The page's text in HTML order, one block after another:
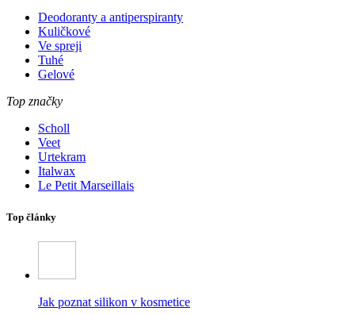
Deodoranty a antiperspiranty
Kuličkové
Ve spreji
Tuhé
Gelové
Top značky
Scholl
Veet
Urtekram
Italwax
Le Petit Marseillais
Top články
Jak poznat silikon v kosmetice